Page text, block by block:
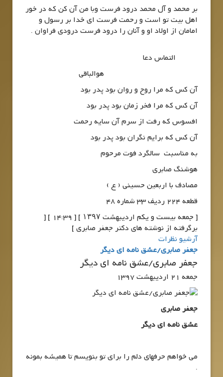
بر محمد و آل محمد درود فرست وبا من آن کن که در خور
اهل بیت تو است و رحمت فرست ای خدا بر رسول و
امامان از اولاد او و آنان را درود فرست درودی فراوان .
التماس دعا
هوالباقی
آن کس که مرا روح و روان بود پدر بود
آن کس که مرا فخر زمان بود پدر بود
افسوس که رفت از سرم آن سایه رحمت
آن کس که برایم نگران بود پدر بود
به مناسبت سالگرد فوت مرحوم
هوشنگ صابری
مصادف با اربعین حسینی ( ع )
قطعه 224 ردیف 33 شماره 48
[ جمعه بیست و یکم اردیبهشت ۱۳۹۷ ] [ 14:39 ] [
برگرفته از نوشته های دکتر جعفر صابری ]
آرشیو نظرات
جعفر صابری/عشق نامه ای دیگر
جعفر صابری/عشق نامه ای دیگر
جمعه 21 اردیبهشت 1397
جعفر صابری
عشق نامه ای دیگر
می خواهم حرفهای دلم را برای تو بنویسم تا همیشه بمونه
.